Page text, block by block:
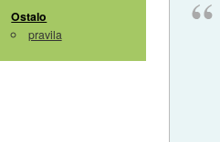
Ostalo
pravila